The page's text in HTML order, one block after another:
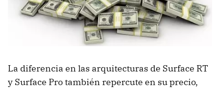
La diferencia en las arquitecturas de Surface RT
y Surface Pro también repercute en su precio,